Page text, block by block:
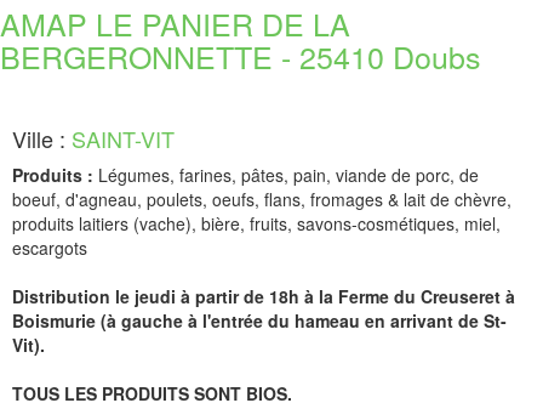
AMAP LE PANIER DE LA
BERGERONNETTE - 25410 Doubs
Ville : SAINT-VIT
Produits : Légumes, farines, pâtes, pain, viande de porc, de
boeuf, d'agneau, poulets, oeufs, flans, fromages & lait de chèvre,
produits laitiers (vache), bière, fruits, savons-cosmétiques, miel,
escargots
Distribution le jeudi à partir de 18h à la Ferme du Creuseret à
Boismurie (à gauche à l'entrée du hameau en arrivant de St-
Vit).
TOUS LES PRODUITS SONT BIOS.